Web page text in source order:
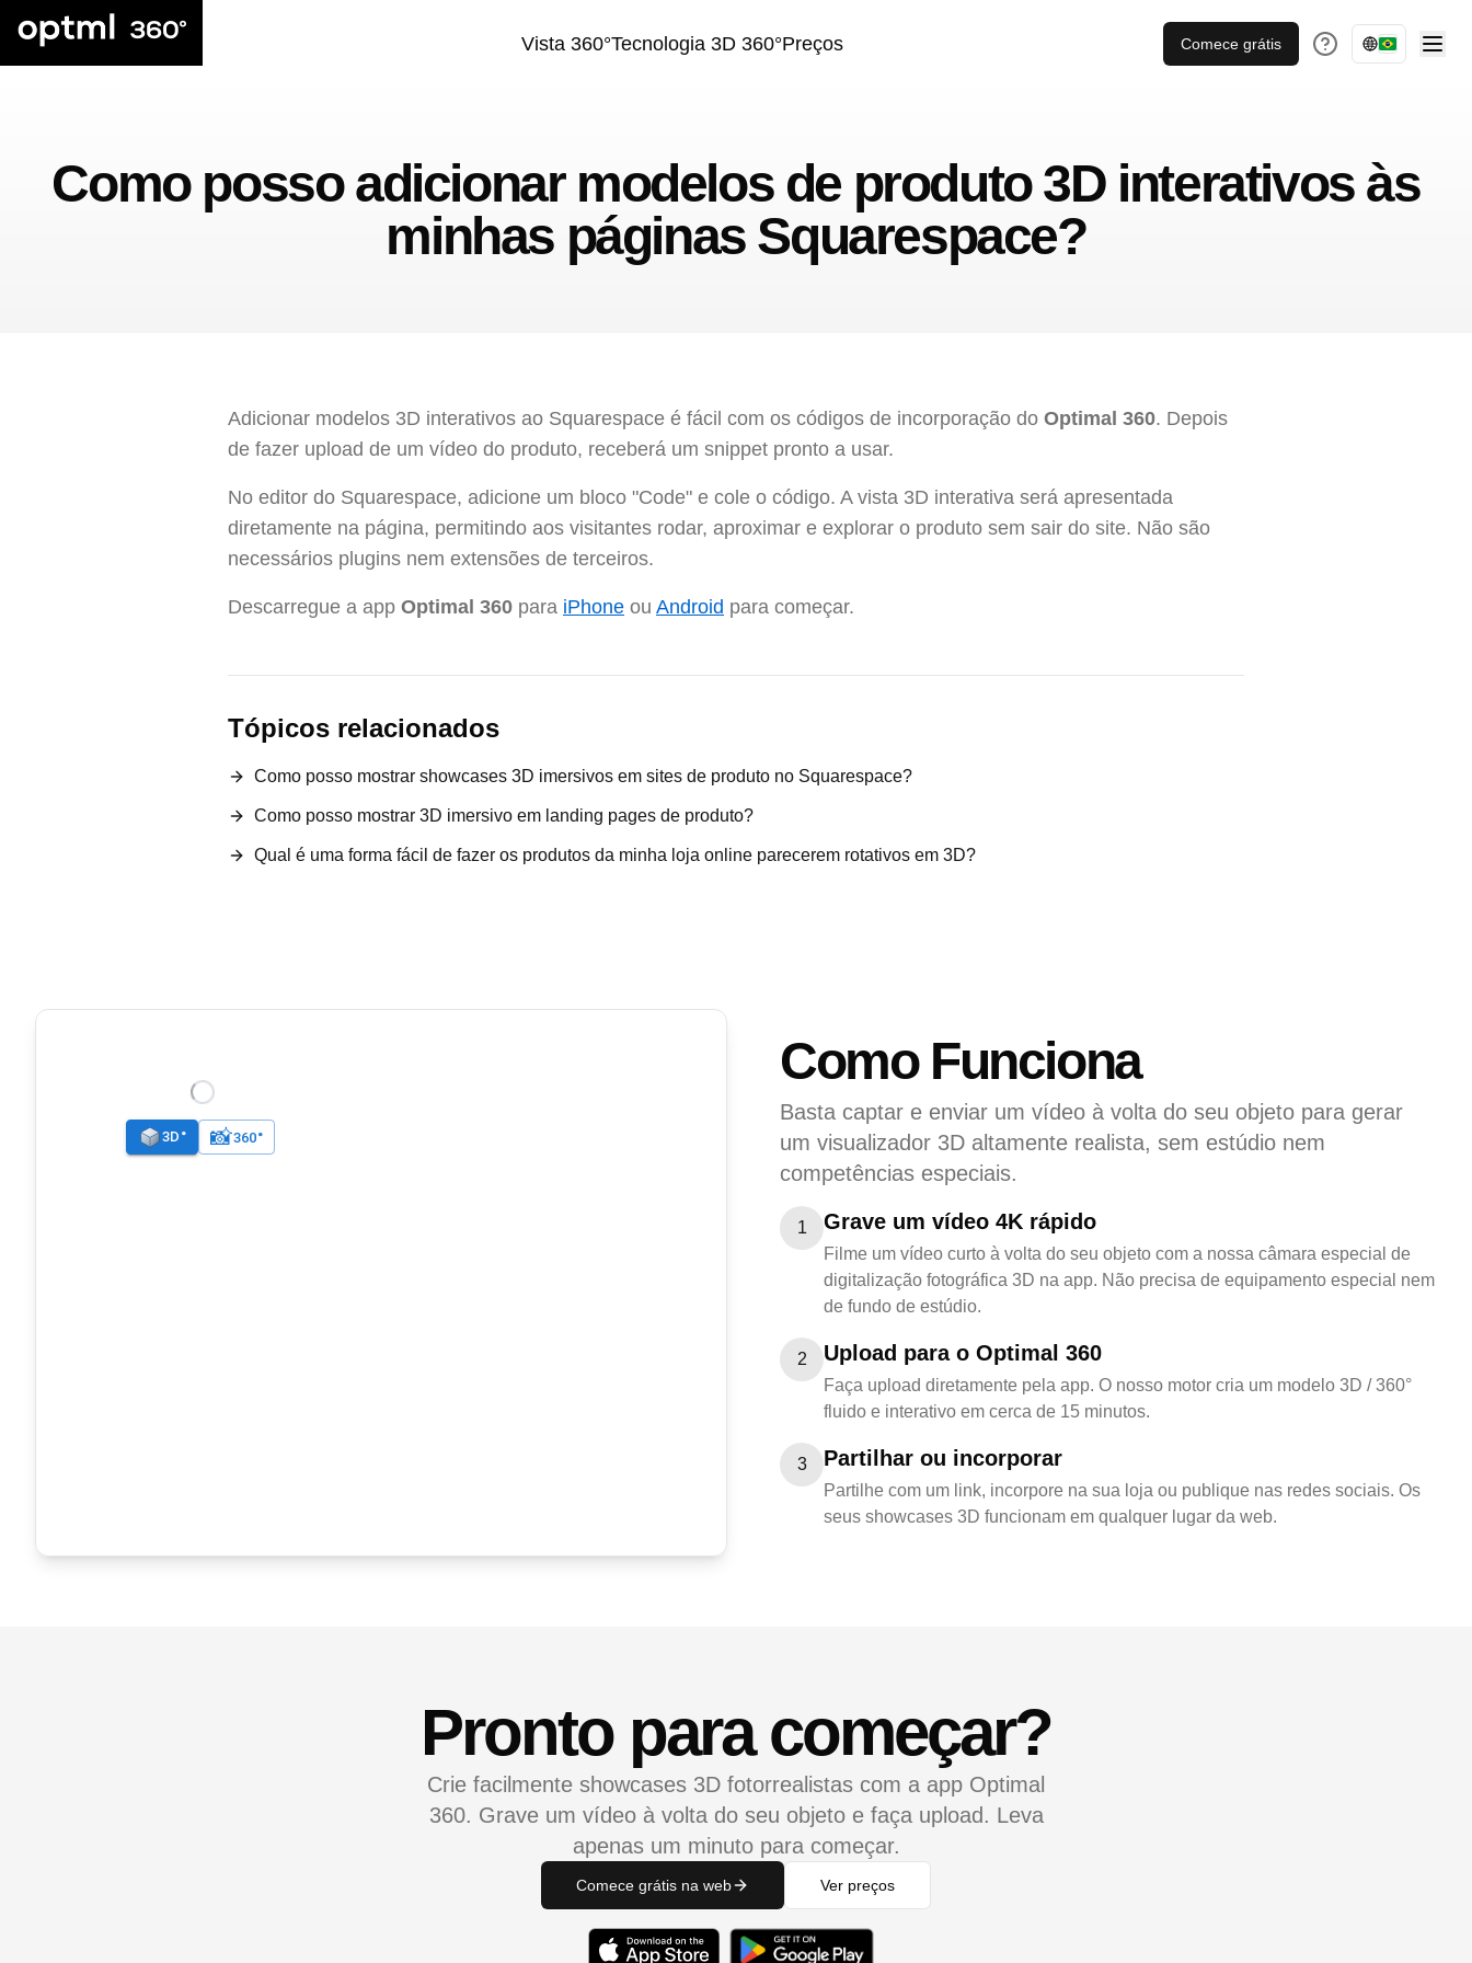
Vista 360°Tecnologia 3D 360°Preços Comece grátis
Como posso adicionar modelos de produto 3D interativos às
minhas páginas Squarespace?
Adicionar modelos 3D interativos ao Squarespace é fácil com os códigos de incorporação do Optimal 360. Depois
de fazer upload de um vídeo do produto, receberá um snippet pronto a usar.
No editor do Squarespace, adicione um bloco "Code" e cole o código. A vista 3D interativa será apresentada
diretamente na página, permitindo aos visitantes rodar, aproximar e explorar o produto sem sair do site. Não são
necessários plugins nem extensões de terceiros.
Descarregue a app Optimal 360 para iPhone ou Android para começar.
Tópicos relacionados
Como posso mostrar showcases 3D imersivos em sites de produto no Squarespace?
Como posso mostrar 3D imersivo em landing pages de produto?
Qual é uma forma fácil de fazer os produtos da minha loja online parecerem rotativos em 3D?
Como Funciona
Basta captar e enviar um vídeo à volta do seu objeto para gerar
um visualizador 3D altamente realista, sem estúdio nem
competências especiais.
1 Grave um vídeo 4K rápido
Filme um vídeo curto à volta do seu objeto com a nossa câmara especial de
digitalização fotográfica 3D na app. Não precisa de equipamento especial nem
de fundo de estúdio.
2 Upload para o Optimal 360
Faça upload diretamente pela app. O nosso motor cria um modelo 3D / 360°
fluido e interativo em cerca de 15 minutos.
3 Partilhar ou incorporar
Partilhe com um link, incorpore na sua loja ou publique nas redes sociais. Os
seus showcases 3D funcionam em qualquer lugar da web.
Pronto para começar?
Crie facilmente showcases 3D fotorrealistas com a app Optimal
360. Grave um vídeo à volta do seu objeto e faça upload. Leva
apenas um minuto para começar.
Comece grátis na web Ver preços